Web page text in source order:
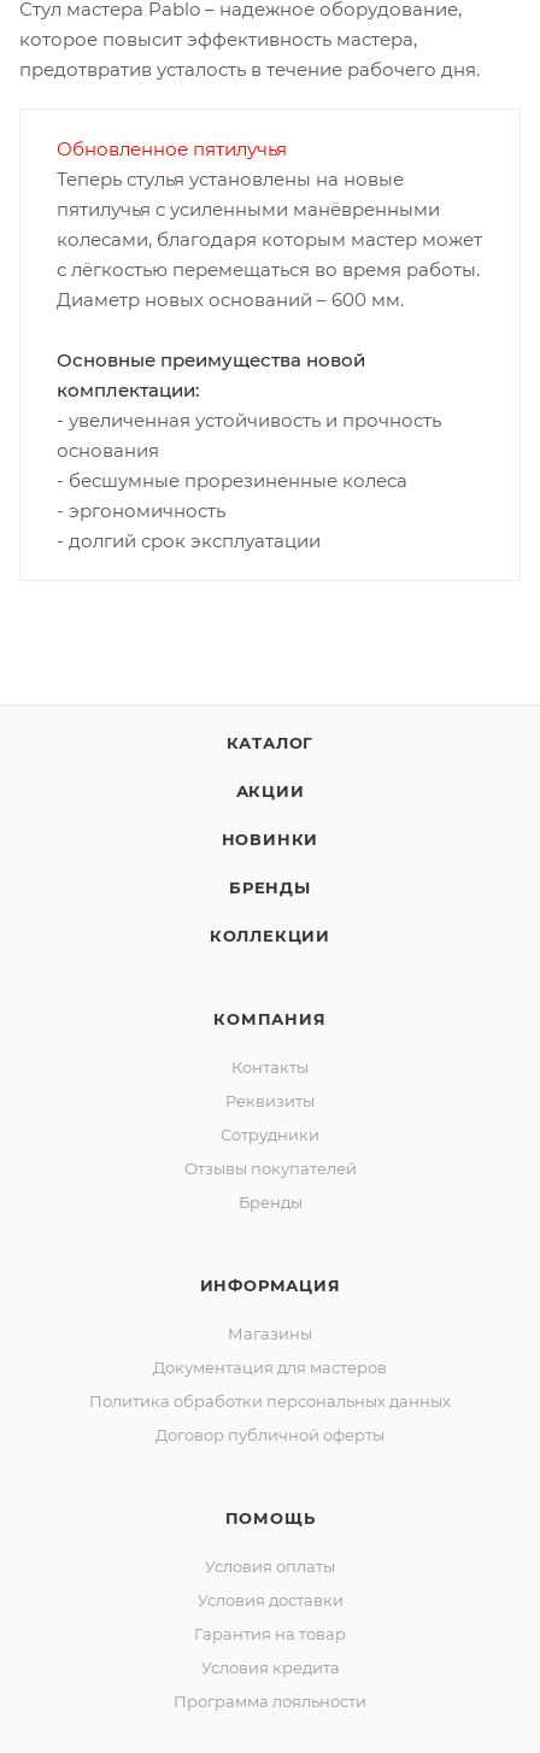
Стул мастера Pablo – надежное оборудование,
которое повысит эффективность мастера,
предотвратив усталость в течение рабочего дня.
Обновленное пятилучья
Теперь стулья установлены на новые
пятилучья с усиленными манёвренными
колесами, благодаря которым мастер может
с лёгкостью перемещаться во время работы.
Диаметр новых оснований – 600 мм.
Основные преимущества новой
комплектации:
- увеличенная устойчивость и прочность
основания
- бесшумные прорезиненные колеса
- эргономичность
- долгий срок эксплуатации
КАТАЛОГ
АКЦИИ
НОВИНКИ
БРЕНДЫ
КОЛЛЕКЦИИ
КОМПАНИЯ
Контакты
Реквизиты
Сотрудники
Отзывы покупателей
Бренды
ИНФОРМАЦИЯ
Магазины
Документация для мастеров
Политика обработки персональных данных
Договор публичной оферты
ПОМОЩЬ
Условия оплаты
Условия доставки
Гарантия на товар
Условия кредита
Программа лояльности